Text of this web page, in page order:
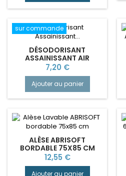
sur commande
DÉSODORISANT
ASSAINISSANT AIR
SENTEUR KASSIA
Prix
7,20 €
Ajouter au panier
ALÈSE ABRISOFT
BORDABLE 75X85 CM
LAVABLE ABENA
Prix
12,55 €
Ajouter au panier